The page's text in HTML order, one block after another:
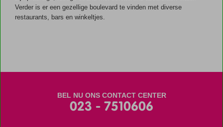
Verder is er een gezellige boulevard te vinden met diverse
restaurants, bars en winkeltjes.
BEL NU ONS CONTACT CENTER
023 - 7510606